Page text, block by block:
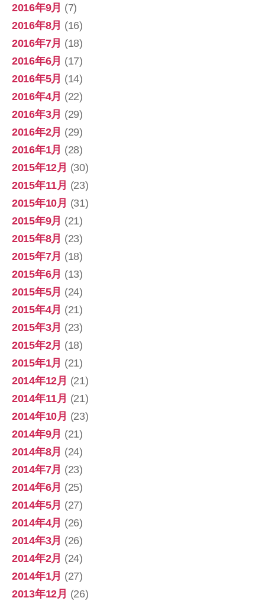
2016年9月 (7)
2016年8月 (16)
2016年7月 (18)
2016年6月 (17)
2016年5月 (14)
2016年4月 (22)
2016年3月 (29)
2016年2月 (29)
2016年1月 (28)
2015年12月 (30)
2015年11月 (23)
2015年10月 (31)
2015年9月 (21)
2015年8月 (23)
2015年7月 (18)
2015年6月 (13)
2015年5月 (24)
2015年4月 (21)
2015年3月 (23)
2015年2月 (18)
2015年1月 (21)
2014年12月 (21)
2014年11月 (21)
2014年10月 (23)
2014年9月 (21)
2014年8月 (24)
2014年7月 (23)
2014年6月 (25)
2014年5月 (27)
2014年4月 (26)
2014年3月 (26)
2014年2月 (24)
2014年1月 (27)
2013年12月 (26)